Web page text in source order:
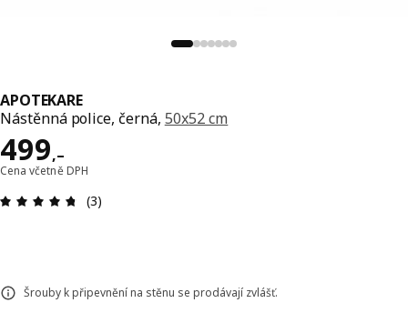
APOTEKARE
Nástěnná police, černá, 50x52 cm
499,–
Cena 499,–
Cena včetně DPH
(3)
Šrouby k připevnění na stěnu se prodávají zvlášť.